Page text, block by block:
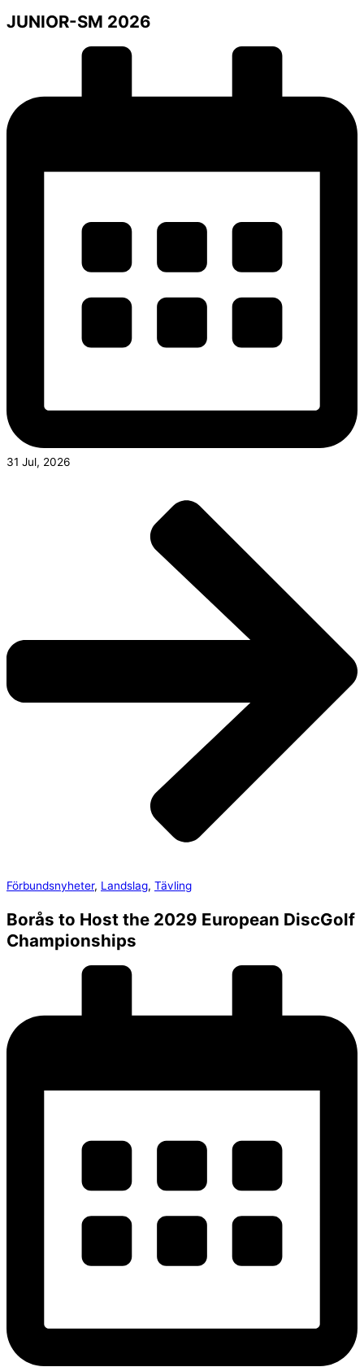
JUNIOR-SM 2026
31 Jul, 2026
Förbundsnyheter, Landslag, Tävling
Borås to Host the 2029 European DiscGolf
Championships